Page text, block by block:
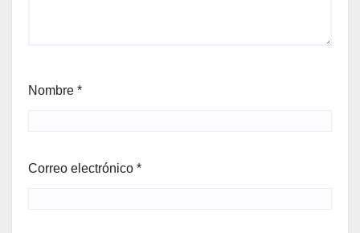
Nombre *
Correo electrónico *